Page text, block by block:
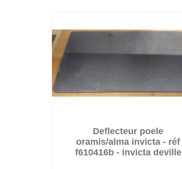
En stock
Deflecteur poele
oramis/alma invicta - réf
f610416b - invicta deville